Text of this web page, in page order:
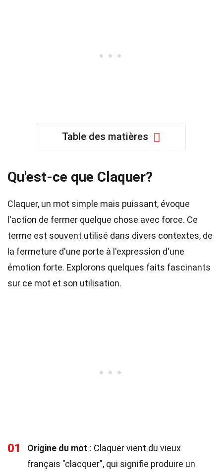
Table des matières
Qu'est-ce que Claquer?
Claquer, un mot simple mais puissant, évoque
l'action de fermer quelque chose avec force. Ce
terme est souvent utilisé dans divers contextes, de
la fermeture d'une porte à l'expression d'une
émotion forte. Explorons quelques faits fascinants
sur ce mot et son utilisation.
01 Origine du mot : Claquer vient du vieux
français "clacquer", qui signifie produire un